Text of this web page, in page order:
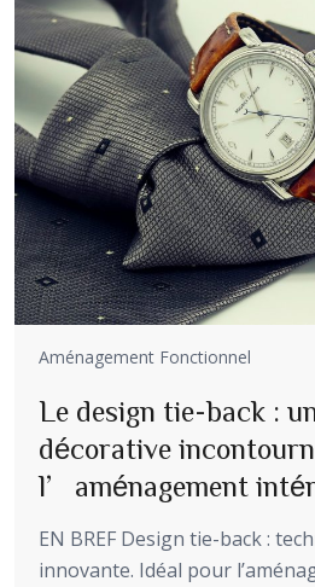
Aménagement Fonctionnel
Le design tie-back :
décorative
l’aménagement
EN BREF Design tie-back :
innovante. Idéal pour